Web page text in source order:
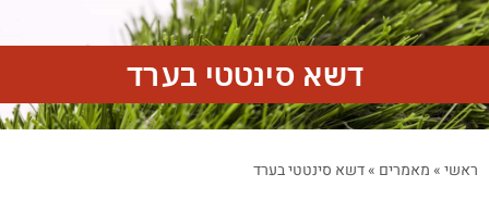
דשא סינטטי בערד
ראשי»מאמרים »דשא סינטטי בערד